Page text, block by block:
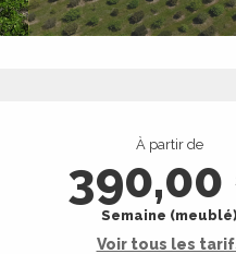
À partir de
Semaine (meublé)
Voir tous les